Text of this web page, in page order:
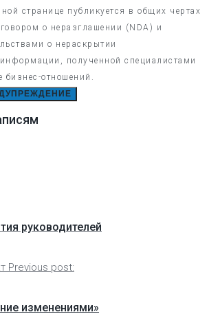
странице публикуется в общих чертах
о неразглашении (NDA) и
о нераскрытии
полученной специалистами
бизнес-отношений.
руководителей
Previous post:
изменениями»